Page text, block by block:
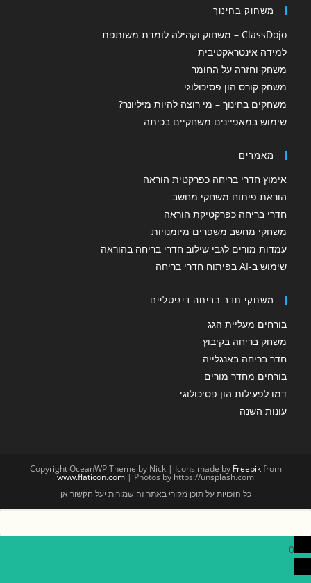
משחוק בחינוך
ClassDojo – משחוק וקהילה לומדת משותפת
למידה אינטראקטיבית
משחק וחזרה על החומר
משחק קורס הון פסיכולוגי
משחקים בחינוך – מי רוצה להיות מיליונר?
שימוש במאפיינים משחקיים בכיתה
מאמרים
אימוץ חדרי בריחה כפרקטית הוראה
הוראת פיתוח משחקי מחשב
חדרי בריחה כפרקטיקת הוראה
משחקי מחשב משפרים מיומנויות
עמדות מורים לגבי שילוב חדרי בריחה בהוראה
שימוש ב-AI בפיתוח חדרי בריחה
משחקי חדר בריחה דיגיטליים
בורחים מעליית הגג
משחק בריחה בקיבוץ
חדר בריחה באנגלייה
בורחים מחדר מורים
דמו לפעילות הון פסיכולוגי
עונות השנה
Copyright OceanWP Theme by Nick | Icons made by Freepikfrom
www.flaticon.com | Photos by https://unsplash.com
כל הזכויות על תוכן מקורי באתר זה שמורות יעל חקשוריאן
0